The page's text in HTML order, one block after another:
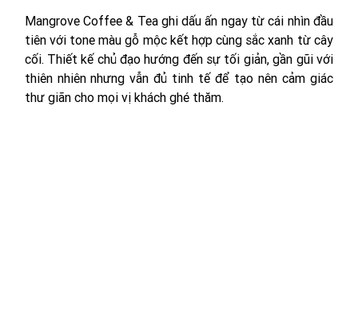
Mangrove Coffee & Tea ghi dấu ấn ngay từ cái nhìn đầu
tiên với tone màu gỗ mộc kết hợp cùng sắc xanh từ cây
cối. Thiết kế chủ đạo hướng đến sự tối giản, gần gũi với
thiên nhiên nhưng vẫn đủ tinh tế để tạo nên cảm giác
thư giãn cho mọi vị khách ghé thăm.